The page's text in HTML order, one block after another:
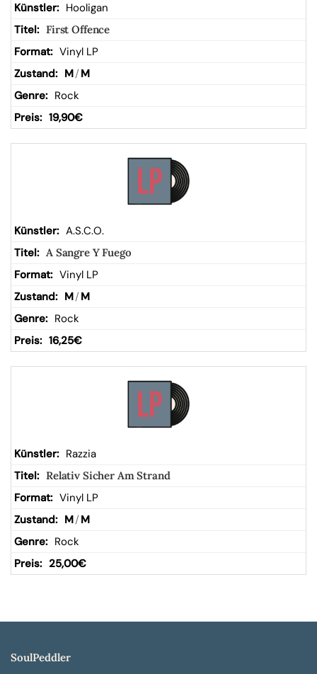
Hooligan
First Offence
Vinyl LP
M/ M
Rock
19,90€
A.S.C.O.
A Sangre Y Fuego
Vinyl LP
M/ M
Rock
16,25€
Razzia
Relativ Sicher Am Strand
Vinyl LP
M/ M
Rock
25,00€
SoulPeddler